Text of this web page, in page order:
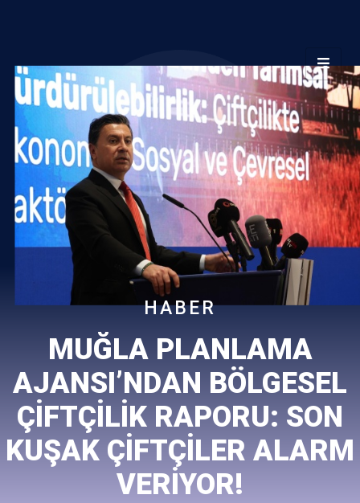
HABER
MUĞLA PLANLAMA
AJANSI’NDAN BÖLGESEL
ÇIFTÇILIK RAPORU: SON
KUŞAK ÇIFTÇILER ALARM
VERIYOR!